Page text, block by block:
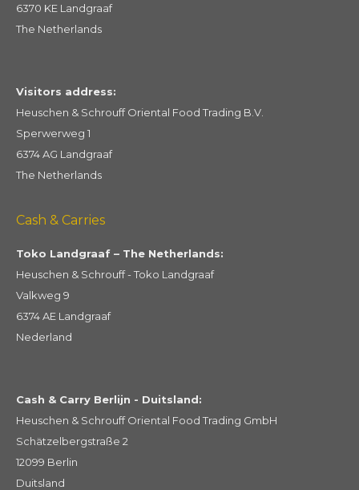
6370 KE Landgraaf
The Netherlands
Visitors address:
Heuschen & Schrouff Oriental Food Trading B.V.
Sperwerweg 1
6374 AG Landgraaf
The Netherlands
Cash & Carries
Toko Landgraaf – The Netherlands:
Heuschen & Schrouff - Toko Landgraaf
Valkweg 9
6374 AE Landgraaf
Nederland
Cash & Carry Berlijn - Duitsland:
Heuschen & Schrouff Oriental Food Trading GmbH
Schätzelbergstraße 2
12099 Berlin
Duitsland